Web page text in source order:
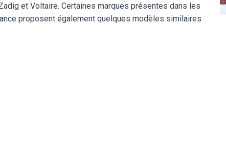
et Voltaire. Certaines marques présentes dans les
proposent également quelques modèles similaires